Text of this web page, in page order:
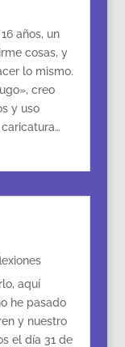
años, un
cosas, y
lo mismo.
creo
y uso
aquí
he pasado
y nuestro
el día 31 de